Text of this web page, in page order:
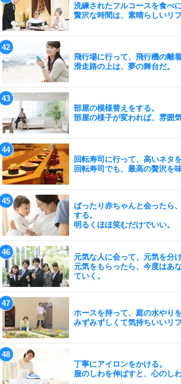
洗練されたフルコースを食べに
贅沢な時間は、素晴らしいリ
飛行場に行って、飛行機の離
滑走路の上は、夢の舞台だ。
部屋の模様替えをする。
部屋の様子が変われば、雰囲
回転寿司に行って、高いネタ
回転寿司でも、最高の贅沢を味
ばったり赤ちゃんと会ったら
する。
明るくほほ笑むだけでいい。
元気な人に会って、元気を分
元気をもらったら、今度はあ
ていく。
ホースを持って、庭の水やりを
みずみずしくて気持ちいいリ
丁寧にアイロンをかける。
服のしわを伸ばすと、心のし